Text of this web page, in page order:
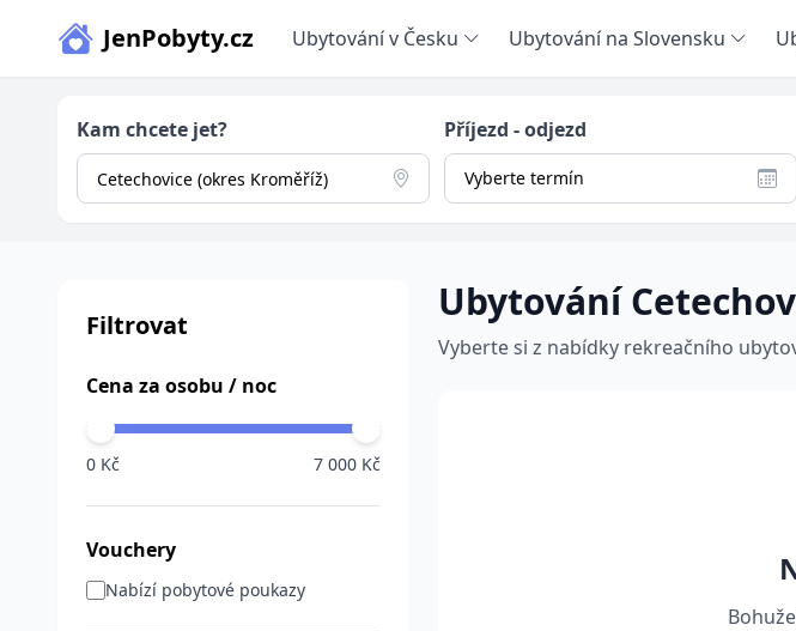
JenPobyty.cz Ubytování v Česku Ubytování na Slovensku
Kam chcete jet? Příjezd - odjezd
Vyberte termín
Filtrovat
Cena za osobu / noc
0 Kč 7 000 Kč
Vouchery
Nabízí pobytové poukazy
Ubytování
Vyberte si z nabídky rekreačního